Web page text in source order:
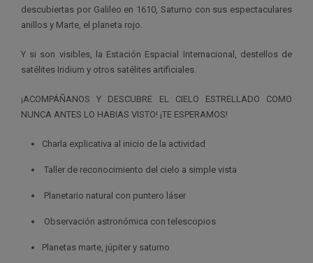
descubiertas por Galileo en 1610, Saturno con sus espectaculares
anillos y Marte, el planeta rojo.
Y si son visibles, la Estación Espacial Internacional, destellos de
satélites Iridium y otros satélites artificiales.
¡ACOMPÁÑANOS Y DESCUBRE EL CIELO ESTRELLADO COMO
NUNCA ANTES LO HABIAS VISTO! ¡TE ESPERAMOS!
Charla explicativa al inicio de la actividad
Taller de reconocimiento del cielo a simple vista
Planetario natural con puntero láser
Observación astronómica con telescopios
Planetas marte, júpiter y saturno